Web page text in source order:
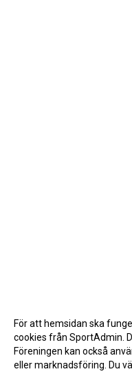
För att hemsidan ska
cookies från SportAdmin.
Föreningen kan också
eller marknadsföring. Du